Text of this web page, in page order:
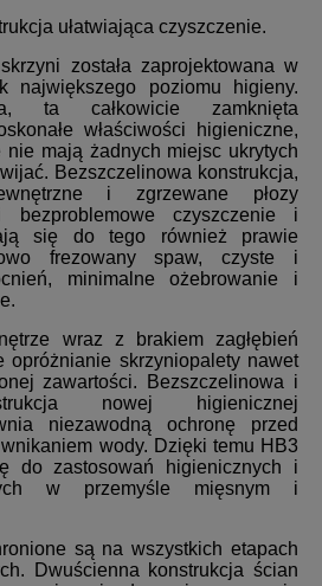
ułatwiająca czyszczenie.
została zaprojektowana w
największego poziomu higieny.
ta całkowicie zamknięta
właściwości higieniczne,
mają żadnych miejsc ukrytych
Bezszczelinowa konstrukcja,
i zgrzewane płozy
bezproblemowe czyszczenie i
się do tego również prawie
frezowany spaw, czyste i
minimalne ożebrowanie i
wraz z brakiem zagłębień
opróżnianie skrzyniopalety nawet
zawartości. Bezszczelinowa i
nowej higienicznej
niezawodną ochronę przed
wody. Dzięki temu HB3
do zastosowań higienicznych i
w przemyśle mięsnym i
są na wszystkich etapach
Dwuścienna konstrukcja ścian